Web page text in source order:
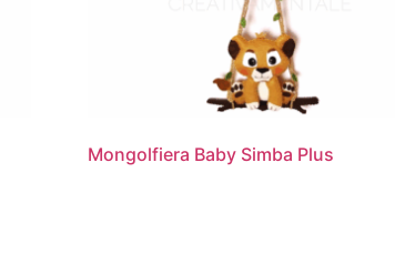
Mongolfiera Baby Simba Plus